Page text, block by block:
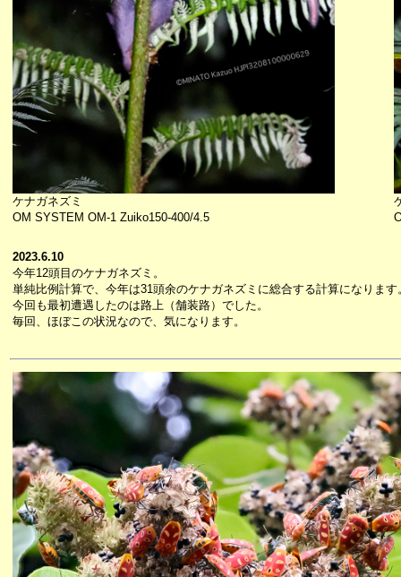
ケナガネズミ
OM SYSTEM OM-1 Zuiko150-400/4.5
2023.6.10
今年12頭目のケナガネズミ。
単純比例計算で、今年は31頭余のケナガネズミに総合する計算になります
今回も最初遭遇したのは路上（舗装路）でした。
毎回、ほぼこの状況なので、気になります。